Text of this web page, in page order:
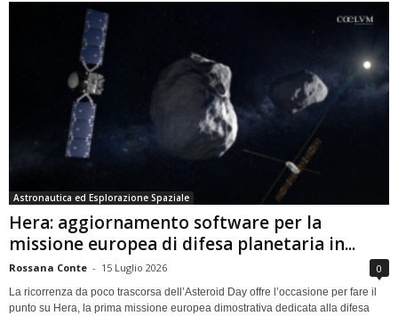
Astronautica ed Esplorazione Spaziale
Hera: aggiornamento software per la
missione europea di difesa planetaria in...
Rossana Conte - 15 Luglio 2026 0
La ricorrenza da poco trascorsa dell’Asteroid Day offre l’occasione per fare il
punto su Hera, la prima missione europea dimostrativa dedicata alla difesa